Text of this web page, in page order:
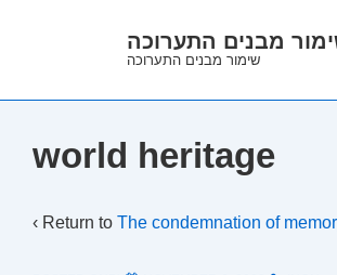
Main
מבנים התערוכה
שימור מבנים התערוכה
world heritage
‹ Return to The condemnation of